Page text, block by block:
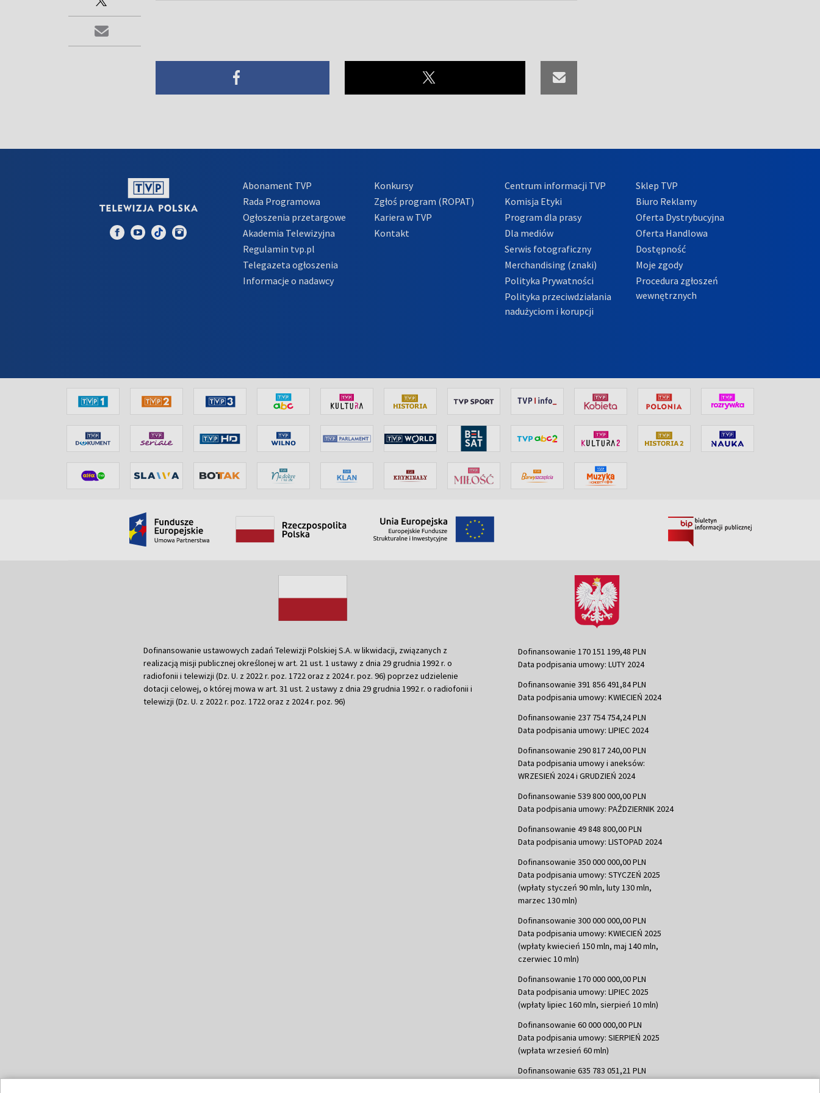
Abonament TVP
Rada Programowa
Ogłoszenia przetargowe
Akademia Telewizyjna
Regulamin tvp.pl
Telegazeta ogłoszenia
Informacje o nadawcy
Konkursy
Zgłoś program (ROPAT)
Kariera w TVP
Kontakt
Centrum informacji TVP
Komisja Etyki
Program dla prasy
Dla mediów
Serwis fotograficzny
Merchandising (znaki)
Polityka Prywatności
Polityka przeciwdziałania
nadużyciom i korupcji
Sklep TVP
Biuro Reklamy
Oferta Dystrybucyjna
Oferta Handlowa
Dostępność
Moje zgody
Procedura zgłoszeń
wewnętrznych
Dofinansowanie ustawowych zadań Telewizji Polskiej S.A. w likwidacji, związanych z
realizacją misji publicznej określonej w art. 21 ust. 1 ustawy z dnia 29 grudnia 1992 r. o
radiofonii i telewizji (Dz. U. z 2022 r. poz. 1722 oraz z 2024 r. poz. 96) poprzez udzielenie
dotacji celowej, o której mowa w art. 31 ust. 2 ustawy z dnia 29 grudnia 1992 r. o radiofonii i
telewizji (Dz. U. z 2022 r. poz. 1722 oraz z 2024 r. poz. 96)
Dofinansowanie 170 151 199,48 PLN
Data podpisania umowy: LUTY 2024
Dofinansowanie 391 856 491,84 PLN
Data podpisania umowy: KWIECIEŃ 2024
Dofinansowanie 237 754 754,24 PLN
Data podpisania umowy: LIPIEC 2024
Dofinansowanie 290 817 240,00 PLN
Data podpisania umowy i aneksów:
WRZESIEŃ 2024 i GRUDZIEŃ 2024
Dofinansowanie 539 800 000,00 PLN
Data podpisania umowy: PAŹDZIERNIK 2024
Dofinansowanie 49 848 800,00 PLN
Data podpisania umowy: LISTOPAD 2024
Dofinansowanie 350 000 000,00 PLN
Data podpisania umowy: STYCZEŃ 2025
(wpłaty styczeń 90 mln, luty 130 mln,
marzec 130 mln)
Dofinansowanie 300 000 000,00 PLN
Data podpisania umowy: KWIECIEŃ 2025
(wpłaty kwiecień 150 mln, maj 140 mln,
czerwiec 10 mln)
Dofinansowanie 170 000 000,00 PLN
Data podpisania umowy: LIPIEC 2025
(wpłaty lipiec 160 mln, sierpień 10 mln)
Dofinansowanie 60 000 000,00 PLN
Data podpisania umowy: SIERPIEŃ 2025
(wpłata wrzesień 60 mln)
Dofinansowanie 635 783 051,21 PLN